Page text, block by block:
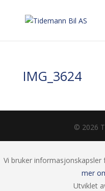
IMG_3624
© 2026
Vi bruker
mer
Utviklet